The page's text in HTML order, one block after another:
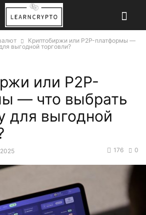
Криптобиржи или P2P-платформы —
выгодной торговли?
или P2P-
— что выбрать
для выгодной
0
176